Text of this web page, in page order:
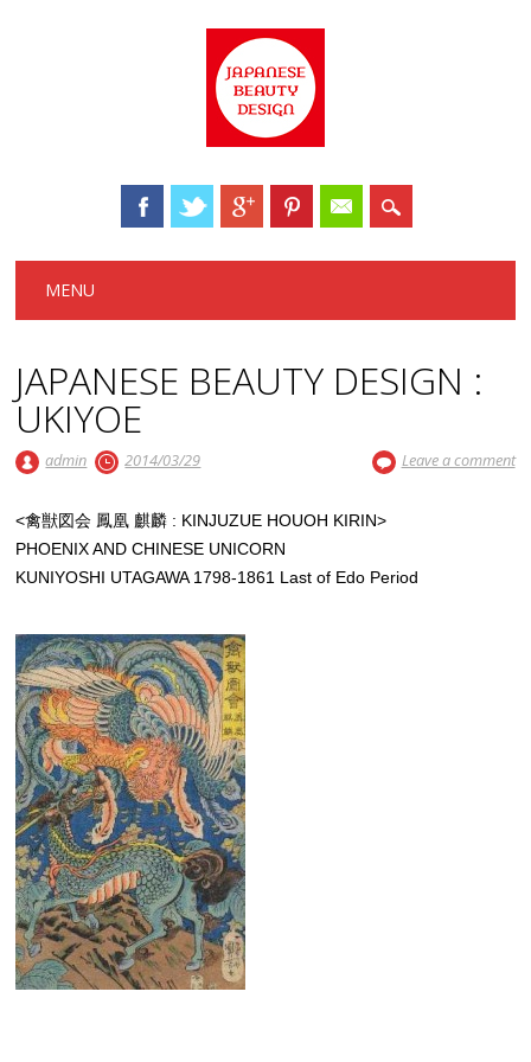
Main menu
MENU
JAPANESE BEAUTY DESIGN :
UKIYOE
admin 2014/03/29 Leave a comment
<禽獣図会 鳳凰 麒麟 : KINJUZUE HOUOH KIRIN>
PHOENIX AND CHINESE UNICORN
KUNIYOSHI UTAGAWA 1798-1861 Last of Edo Period